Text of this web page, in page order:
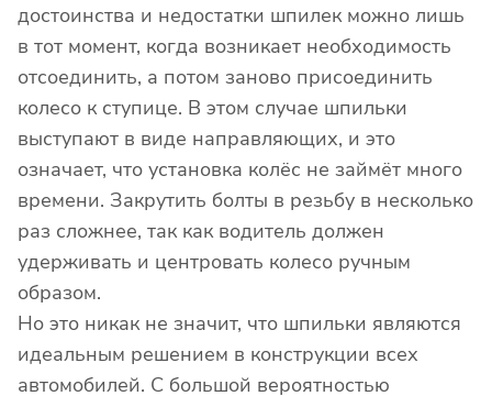
достоинства и недостатки шпилек можно лишь
в тот момент, когда возникает необходимость
отсоединить, а потом заново присоединить
колесо к ступице. В этом случае шпильки
выступают в виде направляющих, и это
означает, что установка колёс не займёт много
времени. Закрутить болты в резьбу в несколько
раз сложнее, так как водитель должен
удерживать и центровать колесо ручным
образом.
Но это никак не значит, что шпильки являются
идеальным решением в конструкции всех
автомобилей. С большой вероятностью